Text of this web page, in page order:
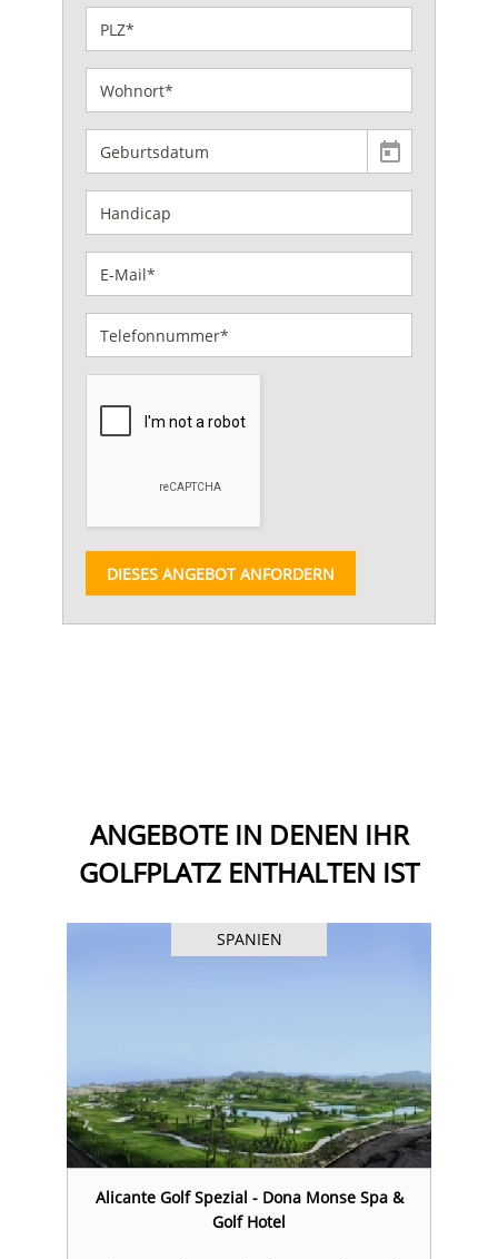
DIESES ANGEBOT ANFORDERN
ANGEBOTE IN DENEN IHR
GOLFPLATZ ENTHALTEN IST
SPANIEN
Alicante Golf Spezial - Dona Monse Spa &
Golf Hotel